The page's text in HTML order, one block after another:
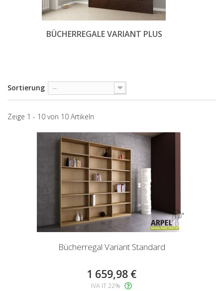
BÜCHERREGALE VARIANT PLUS
Sortierung --
Zeige 1 - 10 von 10 Artikeln
Bücherregal Variant Standard
1 659,98 €
IVA IT 22%